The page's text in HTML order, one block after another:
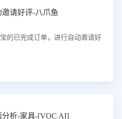
请好评-八爪鱼
的已完成订单，进行自动邀请好
分析-家具-[VOC AI]